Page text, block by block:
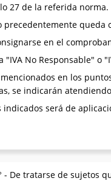
27 de la referida norma.
precedentemente queda
en el
"IVA No Responsable" o
en los
se indicarán
indicados será de
- De tratarse de